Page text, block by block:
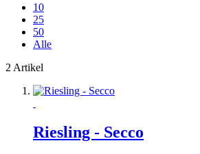
10
25
50
Alle
2 Artikel
Riesling - Secco